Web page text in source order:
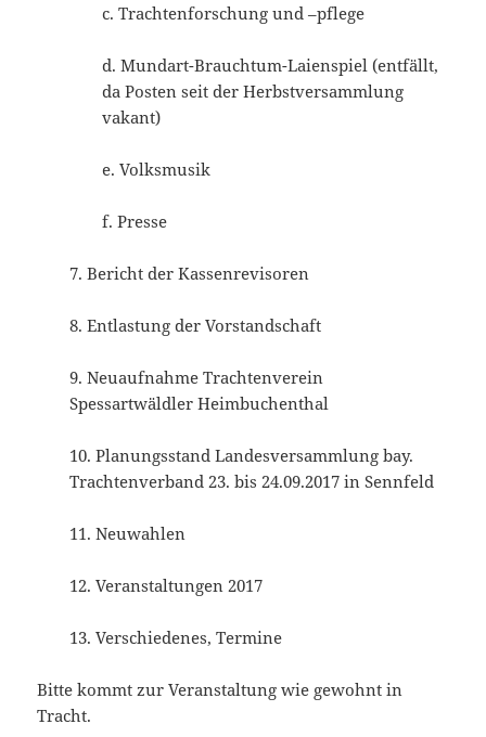
c. Trachtenforschung und –pflege
d. Mundart-Brauchtum-Laienspiel (entfällt,
da Posten seit der Herbstversammlung
vakant)
e. Volksmusik
f. Presse
7. Bericht der Kassenrevisoren
8. Entlastung der Vorstandschaft
9. Neuaufnahme Trachtenverein
Spessartwäldler Heimbuchenthal
10. Planungsstand Landesversammlung bay.
Trachtenverband 23. bis 24.09.2017 in Sennfeld
11. Neuwahlen
12. Veranstaltungen 2017
13. Verschiedenes, Termine
Bitte kommt zur Veranstaltung wie gewohnt in
Tracht.